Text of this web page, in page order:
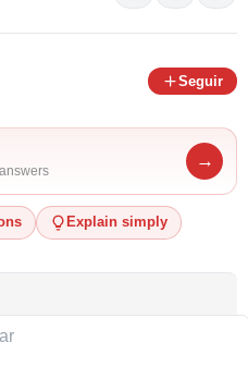
Seguir
→
Explain simply